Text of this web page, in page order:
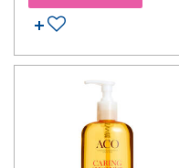
Tilføj til ønskeseddel